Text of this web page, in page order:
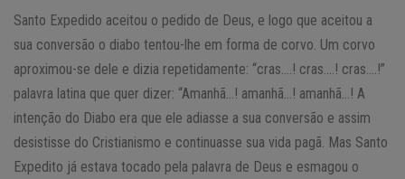
Santo Expedido aceitou o pedido de Deus, e logo que aceitou a
sua conversão o diabo tentou-lhe em forma de corvo. Um corvo
aproximou-se dele e dizia repetidamente: “cras….! cras….! cras….!”
palavra latina que quer dizer: “Amanhã…! amanhã…! amanhã…! A
intenção do Diabo era que ele adiasse a sua conversão e assim
desistisse do Cristianismo e continuasse sua vida pagã. Mas Santo
Expedito já estava tocado pela palavra de Deus e esmagou o